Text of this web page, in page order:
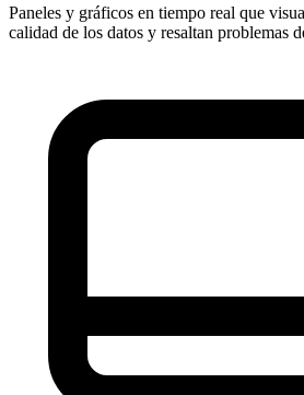
Paneles y gráficos en tiempo real que
calidad de los datos y resaltan problemas